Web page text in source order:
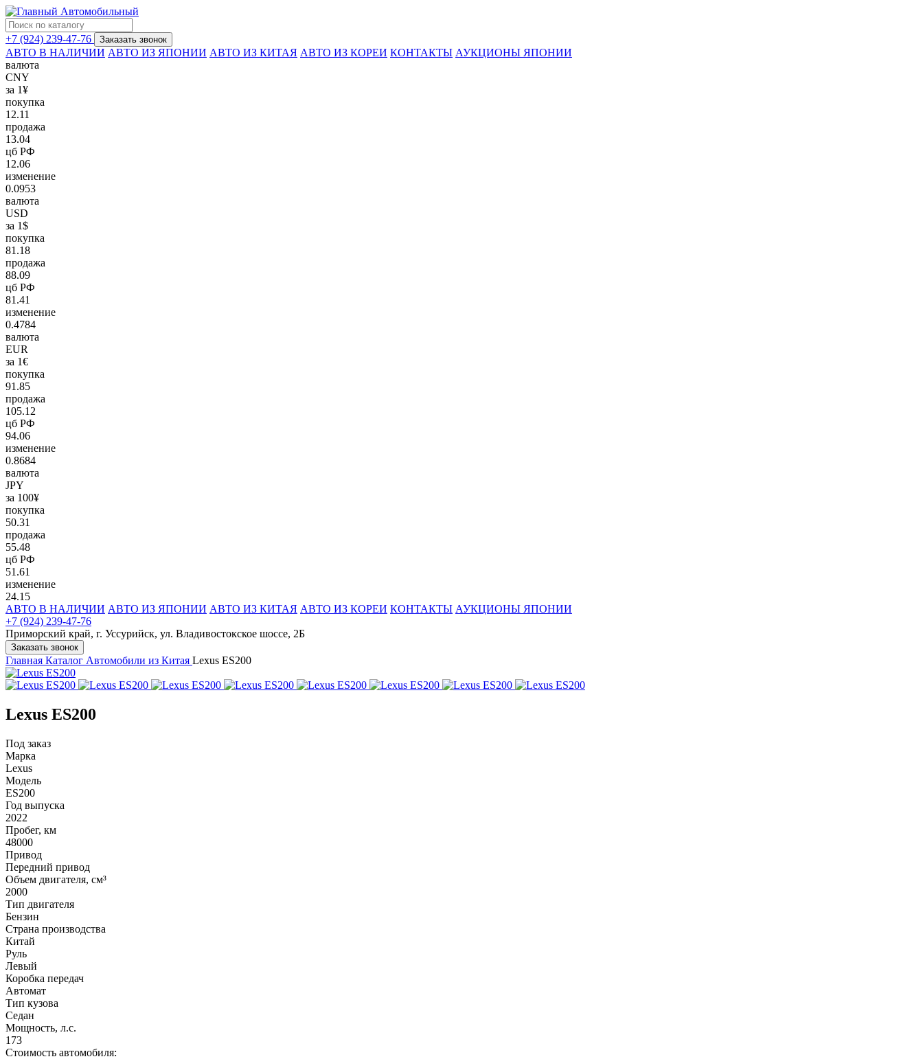
+7 (924) 239-47-76 Заказать звонок
АВТО В НАЛИЧИИ АВТО ИЗ ЯПОНИИ АВТО ИЗ КИТАЯ АВТО ИЗ КОРЕИ КОНТАКТЫ АУКЦИОНЫ ЯПОНИИ
валюта
CNY
за 1¥
покупка
12.11
продажа
13.04
цб РФ
12.06
изменение
0.0953
валюта
USD
за 1$
покупка
81.18
продажа
88.09
цб РФ
81.41
изменение
0.4784
валюта
EUR
за 1€
покупка
91.85
продажа
105.12
цб РФ
94.06
изменение
0.8684
валюта
JPY
за 100¥
покупка
50.31
продажа
55.48
цб РФ
51.61
изменение
24.15
АВТО В НАЛИЧИИ АВТО ИЗ ЯПОНИИ АВТО ИЗ КИТАЯ АВТО ИЗ КОРЕИ КОНТАКТЫ АУКЦИОНЫ ЯПОНИИ
+7 (924) 239-47-76
Приморский край, г. Уссурийск, ул. Владивостокское шоссе, 2Б
Заказать звонок
Главная Каталог Автомобили из Китая Lexus ES200
Lexus ES200
Под заказ
Марка
Lexus
Модель
ES200
Год выпуска
2022
Пробег, км
48000
Привод
Передний привод
Объем двигателя, см³
2000
Тип двигателя
Бензин
Страна производства
Китай
Руль
Левый
Коробка передач
Автомат
Тип кузова
Седан
Мощность, л.с.
173
Стоимость автомобиля: